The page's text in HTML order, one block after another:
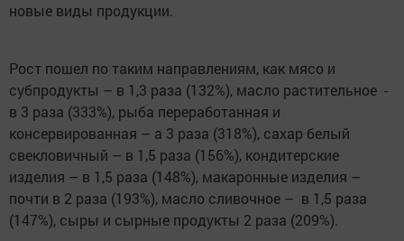
новые виды продукции.
Рост пошел по таким направлениям, как мясо и
субпродукты – в 1,3 раза (132%), масло растительное -
в 3 раза (333%), рыба переработанная и
консервированная – а 3 раза (318%), сахар белый
свекловичный – в 1,5 раза (156%), кондитерские
изделия – в 1,5 раза (148%), макаронные изделия –
почти в 2 раза (193%), масло сливочное – в 1,5 раза
(147%), сыры и сырные продукты 2 раза (209%).